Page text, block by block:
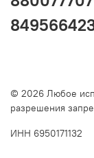
© 2026 Любое
разрешения
ИНН 6950171132